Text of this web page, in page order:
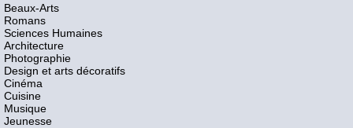
Beaux-Arts
Romans
Sciences Humaines
Architecture
Photographie
Design et arts décoratifs
Cinéma
Cuisine
Musique
Jeunesse